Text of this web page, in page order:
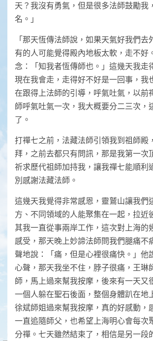
天？我沒有勇氣，但是很多法師鼓勵我
名。」
「那天恆傳法師說，如果天氣好我們去
有的人可能覺得殿內地板太軟，走不好
念：「知我者恆傳師也。」這幾天我走
現在我會走，走得好不好是一回事，我
在跟得上法師的引導，呼氣吐氣，以前
師呼氣吐氣一次，我大概要分二三次，
了。
打禪七之前，法藏法師引領我到祖師殿
拜，之前去都只有問訊，那是我第一次
祈求歷代祖師加持我，讓我禪七能順利
別感謝法藏法師。
這幾天我覺得非常感恩，靈鷲山讓我們
方、不同領域的人能聚集在一起，拉近
其我一直從事兩岸工作，這次對上海的
感受，那天晚上妙諦法師問我們腿痛不
聲地說：「痛，但是心裡很痛快。」他
心聲，那天我坐不住，脖子很痛，王琳
師，馬上過來幫我按摩，後來有一天又
一個人躲在聖石後面，整個身體趴在地
徐斌師姐過來幫我按摩，真的好感動，
一直追隨師父，也希望上海明心會每次
分禪。七天雖然結束了，相信是另一段